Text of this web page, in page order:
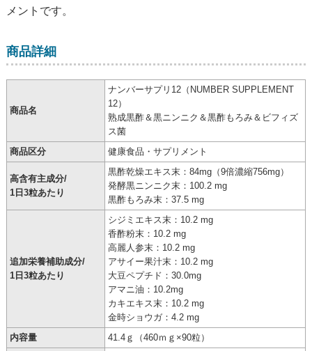
メントです。
商品詳細
商品名
ナンバーサプリ12（NUMBER SUPPLEMENT
12）
熟成黒酢＆黒ニンニク＆黒酢もろみ＆ビフィズ
ス菌
商品区分
健康食品・サプリメント
高含有主成分/
1日3粒あたり
黒酢乾燥エキス末：84mg（9倍濃縮756mg）
発酵黒ニンニク末：100.2 mg
黒酢もろみ末：37.5 mg
追加栄養補助成分/
1日3粒あたり
シジミエキス末：10.2 mg
香酢粉末：10.2 mg
高麗人参末：10.2 mg
アサイー果汁末：10.2 mg
大豆ペプチド：30.0mg
アマニ油：10.2mg
カキエキス末：10.2 mg
金時ショウガ：4.2 mg
内容量
41.4ｇ（460ｍｇ×90粒）